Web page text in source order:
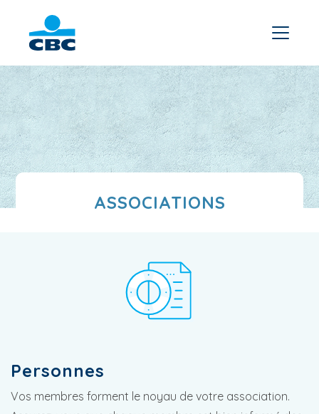
ASSOCIATIONS
Personnes
Vos membres forment le noyau de votre association.